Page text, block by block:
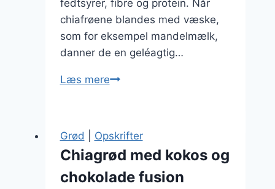
fedtsyrer, fibre og protein. Når
chiafrøene blandes med væske,
som for eksempel mandelmælk,
danner de en geléagtig…
Læs mereChiagrød
ekstra
cremede
oplevelser
Grød Opskrifter
Chiagrød med kokos og
chokolade fusion